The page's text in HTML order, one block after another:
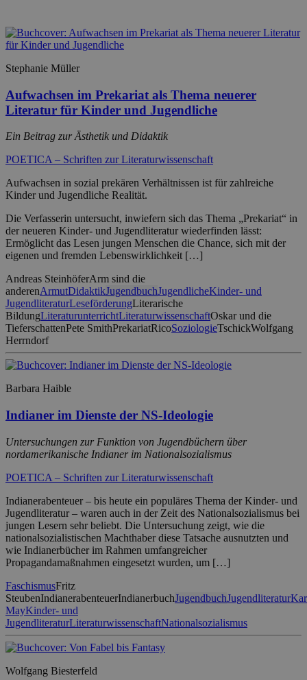
Stephanie Müller
Aufwachsen im Prekariat als Thema neuerer
Literatur für Kinder und Jugendliche
Ein Beitrag zur Ästhetik und Didaktik
POETICA – Schriften zur Literaturwissenschaft
Aufwachsen in sozial prekären Verhältnissen ist für zahlreiche
Kinder und Jugendliche Realität.
Die Verfasserin untersucht, inwiefern sich das Thema „Prekariat“ in
der neueren Kinder- und Jugendliteratur wiederfinden lässt:
Ermöglicht das Lesen jungen Menschen die Chance, sich mit der
eigenen und fremden Lebenswirklichkeit […]
Andreas SteinhöferArm sind die
anderenArmutDidaktikJugendbuchJugendlicheKinder- und
JugendliteraturLeseförderungLiterarische
BildungLiteraturunterrichtLiteraturwissenschaftOskar und die
TieferschattenPete SmithPrekariatRicoSoziologieTschickWolfgang
Herrndorf
Barbara Haible
Indianer im Dienste der NS-Ideologie
Untersuchungen zur Funktion von Jugendbüchern über
nordamerikanische Indianer im Nationalsozialismus
POETICA – Schriften zur Literaturwissenschaft
Indianerabenteuer – bis heute ein populäres Thema der Kinder- und
Jugendliteratur – waren auch in der Zeit des Nationalsozialismus bei
jungen Lesern sehr beliebt. Die Untersuchung zeigt, wie die
nationalsozialistischen Machthaber diese Tatsache ausnutzten und
wie Indianerbücher im Rahmen umfangreicher
Propagandamaßnahmen eingesetzt wurden, um […]
FaschismusFritz
SteubenIndianerabenteuerIndianerbuchJugendbuchJugendliteratur
MayKinder- und
JugendliteraturLiteraturwissenschaftNationalsozialismus
Wolfgang Biesterfeld